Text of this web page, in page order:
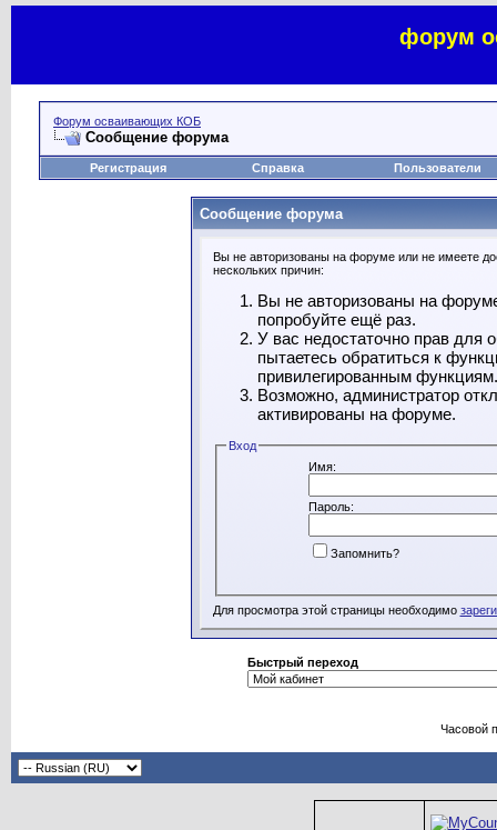
форум
Форум осваивающих КОБ
Сообщение форума
Регистрация Справка Пользователи
Сообщение форума
Вы не авторизованы на форуме или не имеете
нескольких причин:
Вы не авторизованы на
попробуйте ещё раз.
У вас недостаточно прав для
пытаетесь обратиться к
привилегированным функциям.
Возможно, администратор
активированы на форуме.
Вход
Имя:
Пароль:
Запомнить?
Для просмотра этой страницы необходимо
Быстрый переход
Часовой